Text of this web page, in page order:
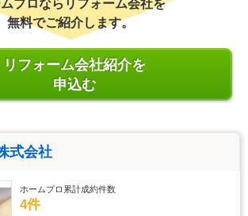
プロならリフォーム会社を
無料でご紹介します。
リフォーム会社紹介を
申込む
式会社
ホームプロ累計成約件数
4件